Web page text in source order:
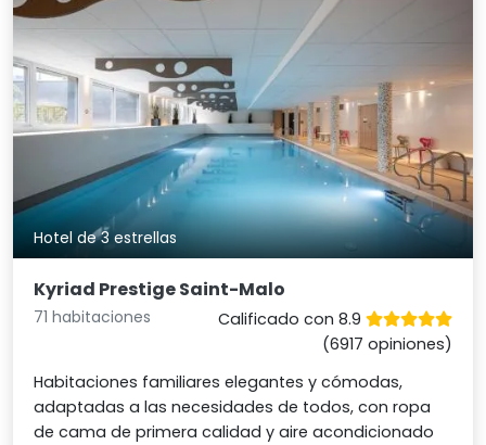
Hotel de 3 estrellas
Kyriad Prestige Saint-Malo
71 habitaciones
Calificado con 8.9
(6917 opiniones)
Habitaciones familiares elegantes y cómodas,
adaptadas a las necesidades de todos, con ropa
de cama de primera calidad y aire acondicionado